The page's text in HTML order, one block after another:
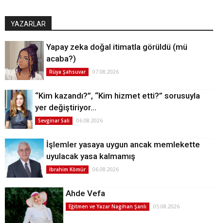
YAZARLAR
Yapay zeka doğal itimatla görüldü (mü
acaba?)
Rüya Şahsuvar 07.08.2026
“Kim kazandı?”, “Kim hizmet etti?” sorusuyla
yer değiştiriyor…
Sevginar Sali 06.08.2026
İşlemler yasaya uygun ancak memlekette
uyulacak yasa kalmamış
İbrahim Kömür 06.08.2026
Ahde Vefa
Eğitmen ve Yazar Nagihan Şanlı 05.08.2026